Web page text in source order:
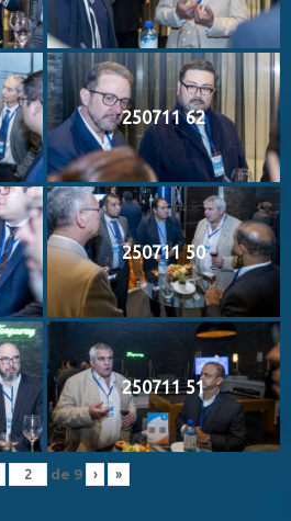
250711 62
250711 50
250711 51
de 9 › »